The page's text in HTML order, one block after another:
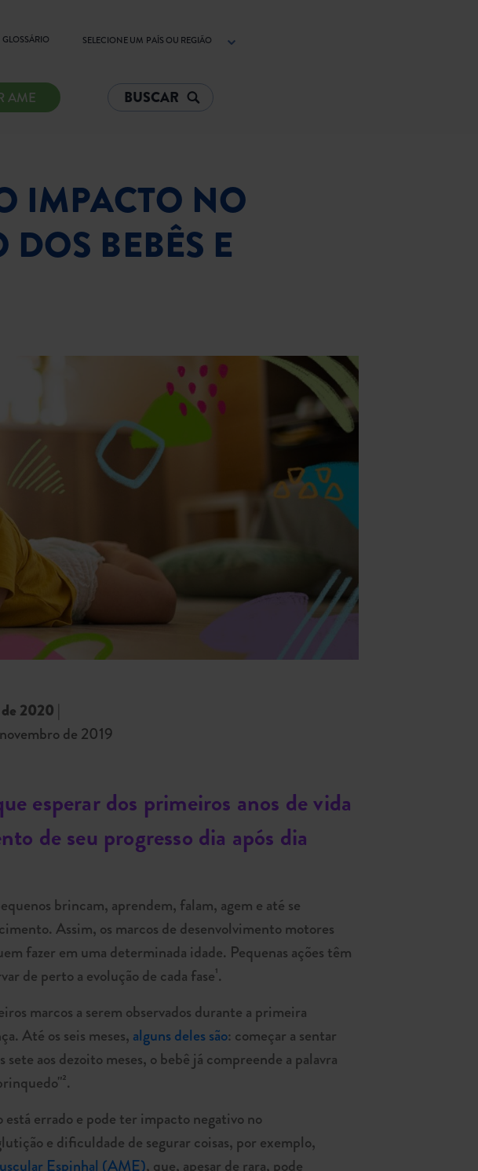
GLOSSÁRIO SELECIONE UM PAÍS OU REGIÃO
AME
IMPACTO NO
BEBÊS E
2020
de 2019
esperar dos primeiros anos de vida
de seu progresso dia após dia
brincam, aprendem, falam, agem e até se
Assim, os marcos de desenvolvimento motores
fazer em uma determinada idade. Pequenas ações têm
de perto a evolução de cada fase¹.
marcos a serem observados durante a primeira
Até os seis meses, alguns deles são: começar a sentar
aos dezoito meses, o bebê já compreende a palavra
errado e pode ter impacto negativo no
e dificuldade de segurar coisas, por exemplo,
Espinhal (AME), que, apesar de rara, pode